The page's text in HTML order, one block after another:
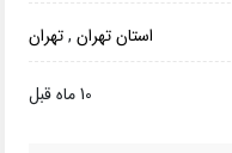
استان تهران,تهران
10 ماه قبل